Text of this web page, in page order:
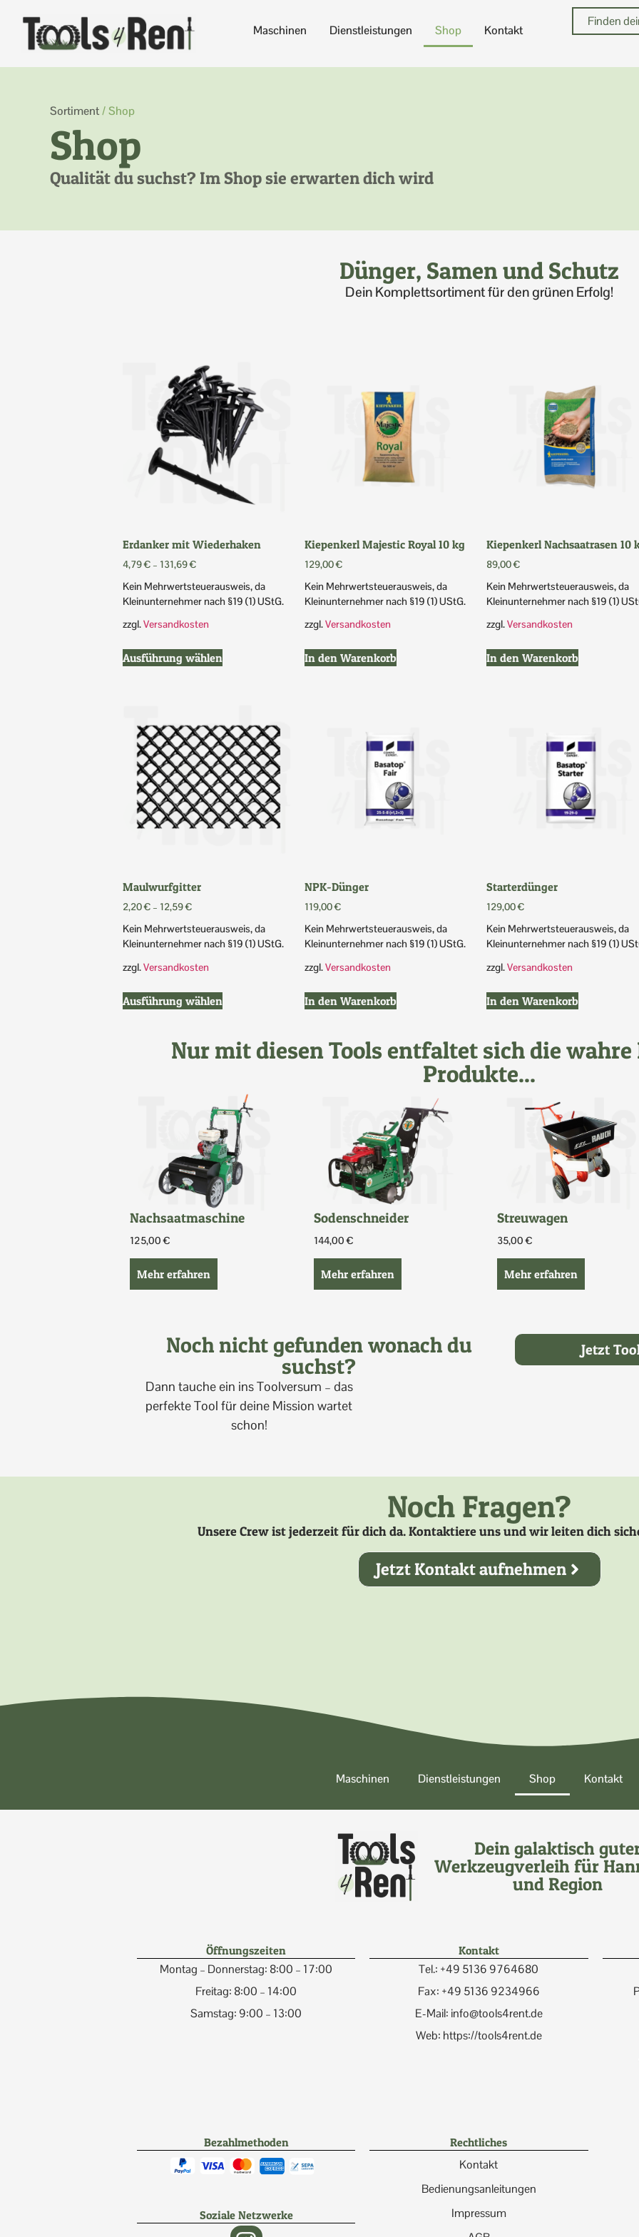
Maschinen Dienstleistungen Shop Kontakt
Sortiment/ Shop
Shop
Qualität du suchst? Im Shop sie erwarten dich wird
Dünger, Samen und Schutz
Dein Komplettsortiment für den grünen Erfolg!
Erdanker mit Wiederhaken
4,79€ – 131,69€
Kein Mehrwertsteuerausweis, da
Kleinunternehmer nach §19 (1) UStG.
zzgl.Versandkosten
Ausführung wählen
Kiepenkerl Majestic Royal 10 kg
129,00€
Kein Mehrwertsteuerausweis, da
Kleinunternehmer nach §19 (1) UStG.
zzgl.Versandkosten
In den Warenkorb
Kiepenkerl Nachsaatrasen 10
89,00€
Kein Mehrwertsteuerausweis, da
Kleinunternehmer nach §19 (1)
zzgl.Versandkosten
In den Warenkorb
Maulwurfgitter
2,20€ – 12,59€
Kein Mehrwertsteuerausweis, da
Kleinunternehmer nach §19 (1) UStG.
zzgl.Versandkosten
Ausführung wählen
NPK-Dünger
119,00€
Kein Mehrwertsteuerausweis, da
Kleinunternehmer nach §19 (1) UStG.
zzgl.Versandkosten
In den Warenkorb
Starterdünger
129,00€
Kein Mehrwertsteuerausweis, da
Kleinunternehmer nach §19 (1)
zzgl.Versandkosten
In den Warenkorb
Nur mit diesen Tools entfaltet sich die
Produkte...
Nachsaatmaschine
125,00€
Mehr erfahren
Sodenschneider
144,00€
Mehr erfahren
Streuwagen
35,00€
Mehr erfahren
Noch nicht gefunden wonach du
suchst?
Dann tauche ein ins Toolversum – das
perfekte Tool für deine Mission wartet
schon!
Jetzt
Noch Fragen?
Unsere Crew ist jederzeit für dich da. Kontaktiere uns und wir leiten dich
Jetzt Kontakt aufnehmen
Maschinen Dienstleistungen Shop Kontakt
Dein galaktisch
Werkzeugverleih für
und Region
Öffnungszeiten
Montag – Donnerstag: 8:00 – 17:00
Freitag: 8:00 – 14:00
Samstag: 9:00 – 13:00
Kontakt
Tel.: +49 5136 9764680
Fax: +49 5136 9234966
E-Mail: info@tools4rent.de
Web: https://tools4rent.de
Bezahlmethoden
Soziale Netzwerke
Rechtliches
Kontakt
Bedienungsanleitungen
Impressum